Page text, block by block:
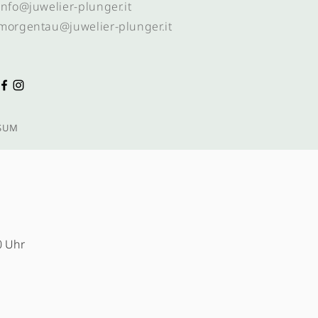
plunger.it
plunger.it
Uhr